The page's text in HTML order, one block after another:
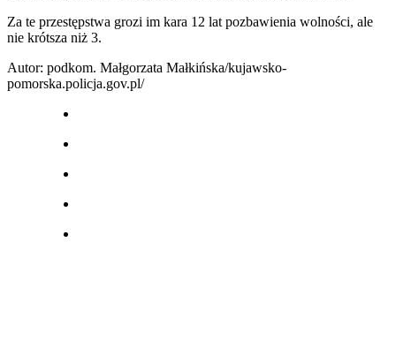
Za te przestępstwa grozi im kara 12 lat pozbawienia wolności, ale
nie krótsza niż 3.
Autor: podkom. Małgorzata Małkińska/kujawsko-
pomorska.policja.gov.pl/